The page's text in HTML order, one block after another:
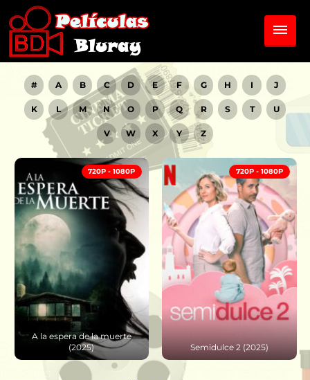
# A B C D E F G H I J
K L M N O P Q R S T U
V W X Y Z
720P - 1080P
A la espera de la muerte
(2025)
720P - 1080P
Semidulce 2 (2025)